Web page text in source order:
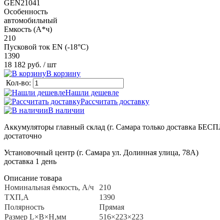
GEN21041
Особенность
автомобильный
Емкость (А*ч)
210
Пусковой ток EN (-18°C)
1390
18 182 руб. / шт
В корзину
Кол-во:
Нашли дешевле
Рассчитать доставку
В наличии
Аккумуляторы главный склад (г. Самара только доставка
достаточно
Установочный центр (г. Самара ул. Долинная улица, 78А)
доставка 1 день
Описание товара
Номинальная ёмкость, A/ч
210
ТХП,А
1390
Полярность
Прямая
Размер L×B×H,мм
516×223×223